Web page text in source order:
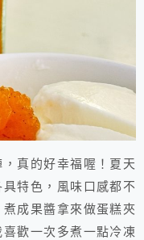
真的好幸福喔！夏天
特色，風味口感都不
成果醬拿來做蛋糕夾
歡一次多煮一點冷凍